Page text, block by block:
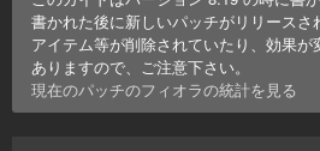
書かれた後に新しいパッチがリリースさ
アイテム等が削除されていたり、効果
ありますので、ご注意下さい。
現在のパッチのフィオラの統計を見る